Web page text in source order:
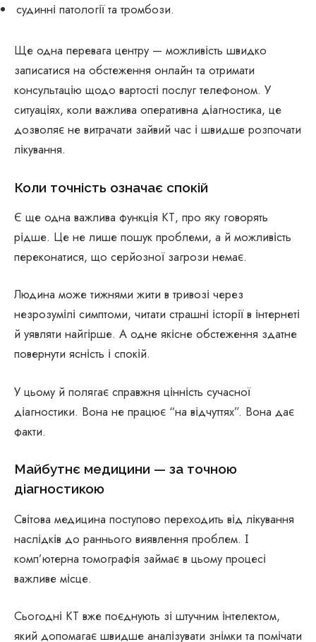
судинні патології та тромбози.
Ще одна перевага центру — можливість швидко
записатися на обстеження онлайн та отримати
консультацію щодо вартості послуг телефоном. У
ситуаціях, коли важлива оперативна діагностика, це
дозволяє не витрачати зайвий час і швидше розпочати
лікування.
Коли точність означає спокій
Є ще одна важлива функція КТ, про яку говорять
рідше. Це не лише пошук проблеми, а й можливість
переконатися, що серйозної загрози немає.
Людина може тижнями жити в тривозі через
незрозумілі симптоми, читати страшні історії в інтернеті
й уявляти найгірше. А одне якісне обстеження здатне
повернути ясність і спокій.
У цьому й полягає справжня цінність сучасної
діагностики. Вона не працює “на відчуттях”. Вона дає
факти.
Майбутнє медицини — за точною
діагностикою
Світова медицина поступово переходить від лікування
наслідків до раннього виявлення проблем. І
комп’ютерна томографія займає в цьому процесі
важливе місце.
Сьогодні КТ вже поєднують зі штучним інтелектом,
який допомагає швидше аналізувати знімки та помічати